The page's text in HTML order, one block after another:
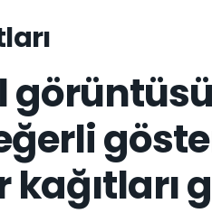
kağıtları